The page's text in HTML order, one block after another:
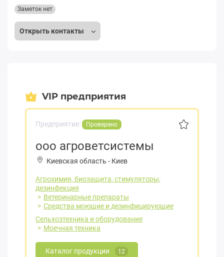
Открыть контакты
Заметок нет
VIP предприятия
Предприятие: Проверено
ооо агроветсистемы
Киевская область - Киев
Агрохимия, биозащита, стимуляторы,
дезинфекция
Ветеринарные препараты
Средства моющие и дезинфицирующие
Сельхозтехника и оборудование
Моечная техника
Каталог продукции 12